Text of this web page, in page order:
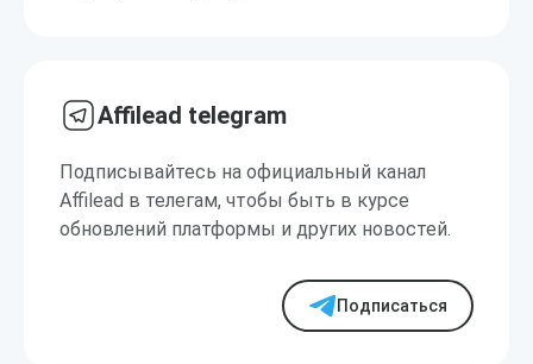
Affilead telegram
Подписывайтесь на официальный канал
Affilead в телегам, чтобы быть в курсе
обновлений платформы и других новостей.
Подписаться